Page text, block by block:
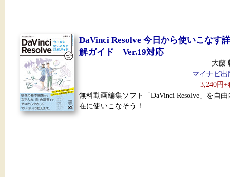
DaVinci Resolve 今日から使いこなす詳
解ガイド Ver.19対応
大藤
マイナビ出
3,240円+
無料動画編集ソフト「DaVinci Resolve」を自由
在に使いこなそう！